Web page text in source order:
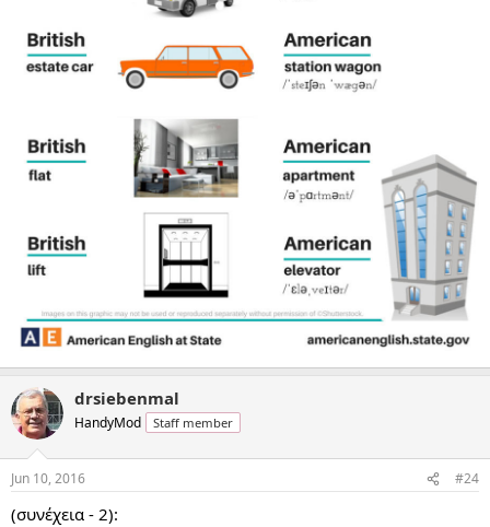
drsiebenmal
HandyMod Staff member
Jun 10, 2016 #24
(συνέχεια - 2):